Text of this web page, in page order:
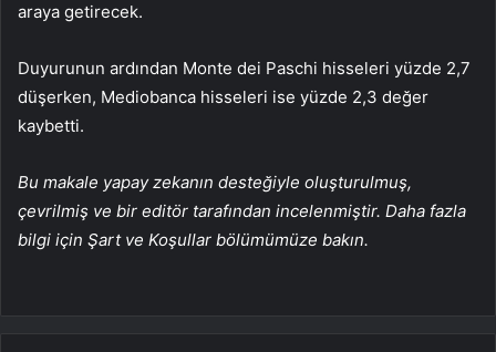
araya getirecek.
Duyurunun ardından Monte dei Paschi hisseleri yüzde 2,7
düşerken, Mediobanca hisseleri ise yüzde 2,3 değer
kaybetti.
Bu makale yapay zekanın desteğiyle oluşturulmuş,
çevrilmiş ve bir editör tarafından incelenmiştir. Daha fazla
bilgi için Şart ve Koşullar bölümümüze bakın.